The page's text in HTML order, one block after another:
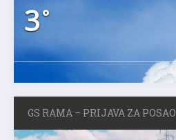
3°
GS RAMA – PRIJAVA ZA POSAO